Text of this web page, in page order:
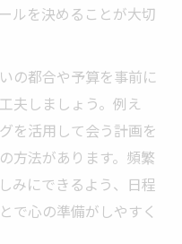
ルを決めることが大切
の都合や予算を事前に
夫しましょう。例え
を活用して会う計画を
方法があります。頻繁
みにできるよう、日程
で心の準備がしやすく